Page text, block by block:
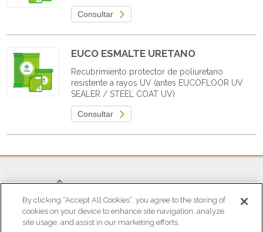
Consultar
EUCO ESMALTE URETANO
Recubrimiento protector de poliuretano
resistente a rayos UV (antes EUCOFLOOR UV
SEALER / STEEL COAT UV)
Consultar
By clicking “Accept All Cookies”, you agree to the storing of
cookies on your device to enhance site navigation, analyze
site usage, and assist in our marketing efforts.